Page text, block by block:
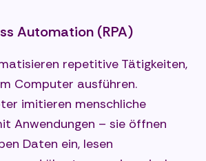
Automation (RPA)
repetitive Tätigkeiten,
Computer ausführen.
imitieren menschliche
Anwendungen – sie öffnen
Daten ein, lesen